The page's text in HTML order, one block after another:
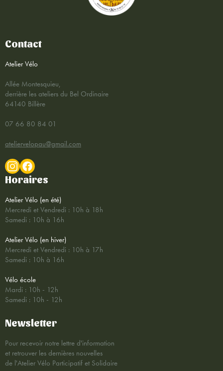
Contact
Atelier Vélo
Allée Montesquieu,
derrière les ateliers du Bel Ordinaire
64140 Billère
07 66 80 84 01
ateliervelopau@gmail.com
Horaires
Atelier Vélo (en été)
Mercredi et Vendredi : 10h à 18h
Samedi : 10h à 16h
Atelier Vélo (en hiver)
Mercredi et Vendredi : 10h à 17h
Samedi : 10h à 16h
Vélo école
Mardi : 10h - 12h
Samedi : 10h - 12h
Newsletter
Pour recevoir notre lettre d'information
et retrouver les dernières nouvelles
de l'Atelier Vélo Participatif et Solidaire